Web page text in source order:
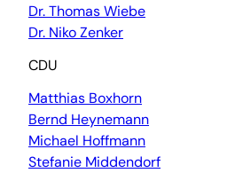
Dr. Thomas Wiebe
Dr. Niko Zenker
CDU
Matthias Boxhorn
Bernd Heynemann
Michael Hoffmann
Stefanie Middendorf